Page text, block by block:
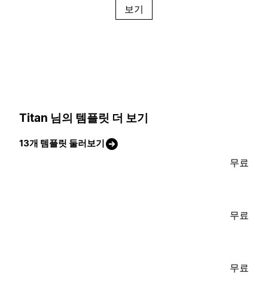
보기
Titan 님의 템플릿 더 보기
13개 템플릿 둘러보기
무료
무료
무료